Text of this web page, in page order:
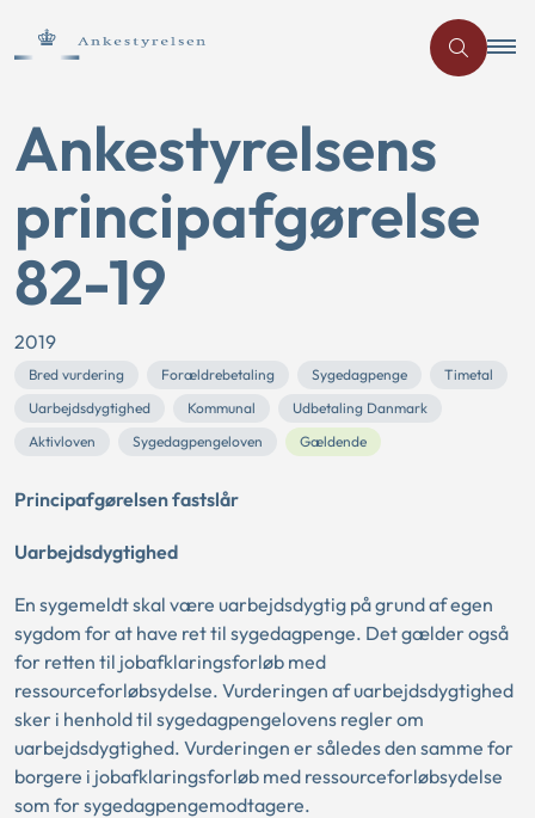
Ankestyrelsens
principafgørelse
82-19
2019
Bred vurdering Forældrebetaling Sygedagpenge
Timetal
Uarbejdsdygtighed
Kommunal
Udbetaling Danmark
Aktivloven
Sygedagpengeloven Gældende
Principafgørelsen fastslår
Uarbejdsdygtighed
En sygemeldt skal være uarbejdsdygtig på grund af egen
sygdom for at have ret til sygedagpenge. Det gælder også
for retten til jobafklaringsforløb med
ressourceforløbsydelse. Vurderingen af uarbejdsdygtighed
sker i henhold til sygedagpengelovens regler om
uarbejdsdygtighed. Vurderingen er således den samme for
borgere i jobafklaringsforløb med ressourceforløbsydelse
som for sygedagpengemodtagere.